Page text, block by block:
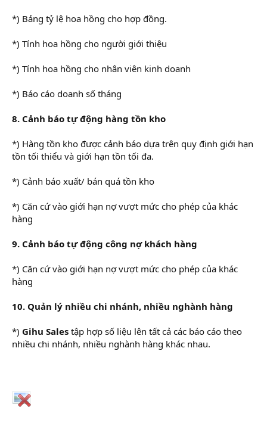
*) Bảng tỷ lệ hoa hồng cho hợp đồng.
*) Tính hoa hồng cho người giới thiệu
*) Tính hoa hồng cho nhân viên kinh doanh
*) Báo cáo doanh số tháng
8. Cảnh báo tự động hàng tồn kho
*) Hàng tồn kho được cảnh báo dựa trên quy định giới hạn
tồn tối thiểu và giới hạn tồn tối đa.
*) Cảnh báo xuất/ bán quá tồn kho
*) Căn cứ vào giới hạn nợ vượt mức cho phép của khác
hàng
9. Cảnh báo tự động công nợ khách hàng
*) Căn cứ vào giới hạn nợ vượt mức cho phép của khác
hàng
10. Quản lý nhiều chi nhánh, nhiều nghành hàng
*) Gihu Sales tập hợp số liệu lên tất cả các báo cáo theo
nhiều chi nhánh, nhiều nghành hàng khác nhau.